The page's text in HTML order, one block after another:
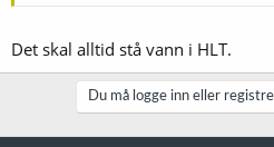
Det skal alltid stå vann i HLT.
Du må logge inn eller